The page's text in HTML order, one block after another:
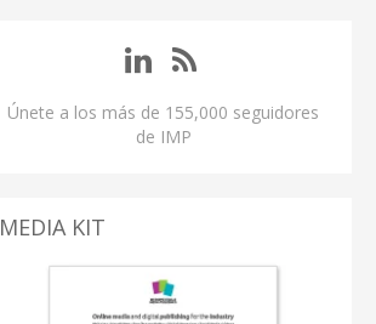
Únete a los más de 155,000 seguidores
de IMP
MEDIA KIT